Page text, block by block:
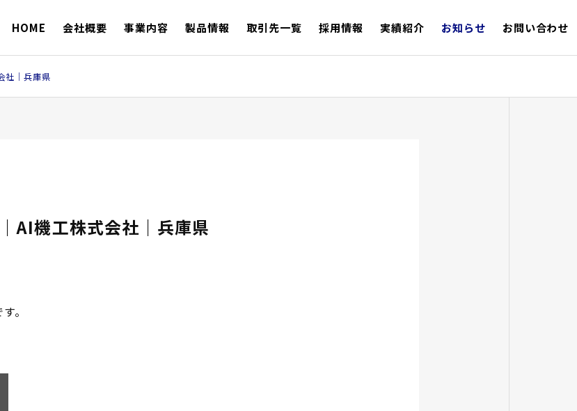
HOME 会社概要 事業内容 製品情報 取引先一覧 採用情報 実績紹介 お知らせ お問い合わせ
社｜兵庫県
AI機工株式会社｜兵庫県
。